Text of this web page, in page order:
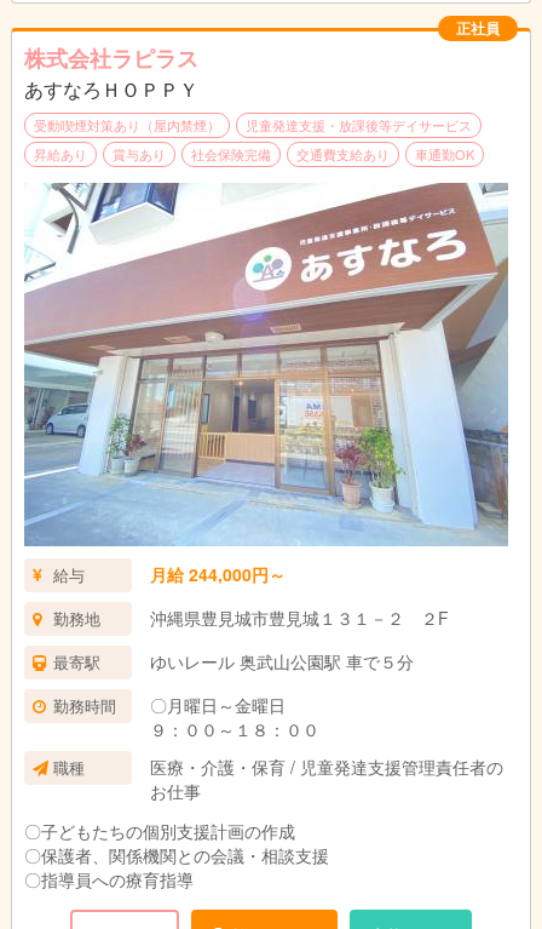
正社員
株式会社ラピラス
あすなろＨＯＰＰＹ
受動喫煙対策あり（屋内禁煙）
児童発達支援・放課後等デイサービス
昇給あり
賞与あり 社会保険完備 交通費支給あり 車通勤OK
給与 月給 244,000円～
勤務地 沖縄県豊見城市豊見城１３１－２ ２F
最寄駅 ゆいレール 奥武山公園駅 車で５分
勤務時間
〇月曜日～金曜日
９：００～１８：００
職種
医療・介護・保育 / 児童発達支援管理責任者の
お仕事
〇子どもたちの個別支援計画の作成
〇保護者、関係機関との会議・相談支援
〇指導員への療育指導